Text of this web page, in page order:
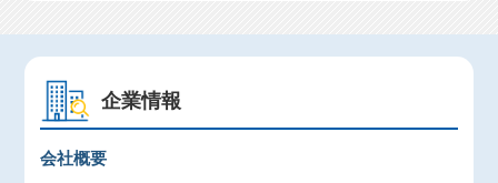
企業情報
会社概要